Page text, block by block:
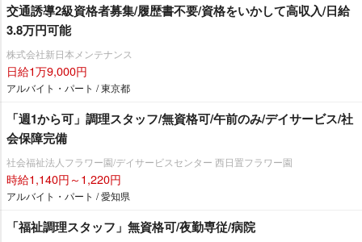
交通誘導2級資格者募集/履歴書不要/資格をいかして高収入/日給
3.8万円可能
株式会社新日本メンテナンス
日給1万9,000円
アルバイト・パート / 東京都
「週1から可」調理スタッフ/無資格可/午前のみ/デイサービス/社
会保障完備
社会福祉法人フラワー園/デイサービスセンター 西日置フラワー園
時給1,140円～1,220円
アルバイト・パート / 愛知県
「福祉調理スタッフ」無資格可/夜勤専従/病院